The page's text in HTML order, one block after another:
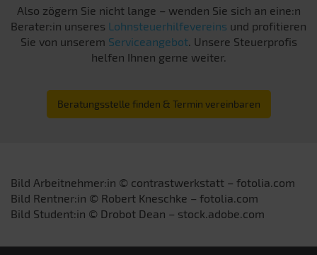
Also zögern Sie nicht lange – wenden Sie sich an eine:n
Berater:in unseres Lohnsteuerhilfevereins und profitieren
Sie von unserem Serviceangebot. Unsere Steuerprofis
helfen Ihnen gerne weiter.
Beratungsstelle finden & Termin vereinbaren
Bild Arbeitnehmer:in © contrastwerkstatt – fotolia.com
Bild Rentner:in © Robert Kneschke – fotolia.com
Bild Student:in © Drobot Dean – stock.adobe.com